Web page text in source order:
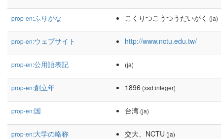
prop-en:ふりがな こくりつこうつうだいがく (ja)
prop-en:ウェブサイト http://www.nctu.edu.tw/
prop-en:公用語表記 (ja)
prop-en:創立年 1896 (xsd:integer)
prop-en:国 台湾 (ja)
prop-en:大学の略称 交大、NCTU (ja)